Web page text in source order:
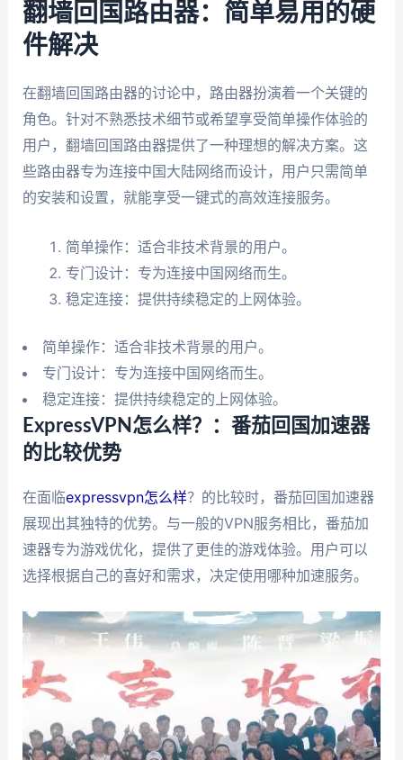
翻墙回国路由器：简单易用的硬
件解决
在翻墙回国路由器的讨论中，路由器扮演着一个关键的
角色。针对不熟悉技术细节或希望享受简单操作体验的
用户，翻墙回国路由器提供了一种理想的解决方案。这
些路由器专为连接中国大陆网络而设计，用户只需简单
的安装和设置，就能享受一键式的高效连接服务。
简单操作：适合非技术背景的用户。
专门设计：专为连接中国网络而生。
稳定连接：提供持续稳定的上网体验。
简单操作：适合非技术背景的用户。
专门设计：专为连接中国网络而生。
稳定连接：提供持续稳定的上网体验。
ExpressVPN怎么样？：番茄回国加速器
的比较优势
在面临expressvpn怎么样？的比较时，番茄回国加速器
展现出其独特的优势。与一般的VPN服务相比，番茄加
速器专为游戏优化，提供了更佳的游戏体验。用户可以
选择根据自己的喜好和需求，决定使用哪种加速服务。